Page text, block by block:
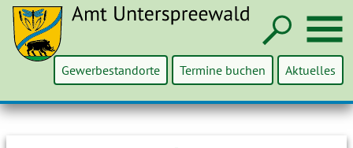
Gewerbestandorte Termine buchen Aktuelles